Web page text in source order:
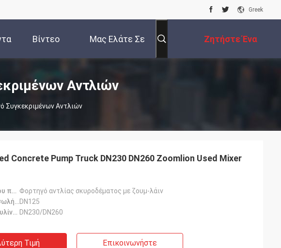
Greek
Βίντεο Μας Ελάτε Σε
Επαφή Με
Ζητήστε Ένα
Απόσπασμα
Αντλιών
Συγκεκριμένων Αντλιών
Concrete Pump Truck DN230 DN260 Zoomlion Used Mixer
Ονομασία του προϊόντος: Φορτηγό αντλίας σκυροδέματος με ζουμ-λάιν
Διάμετρος σωλήνων:DN125
διάμετρος κυλίνδρων: DN230/DN260
Τιμή Επικοινωνήστε